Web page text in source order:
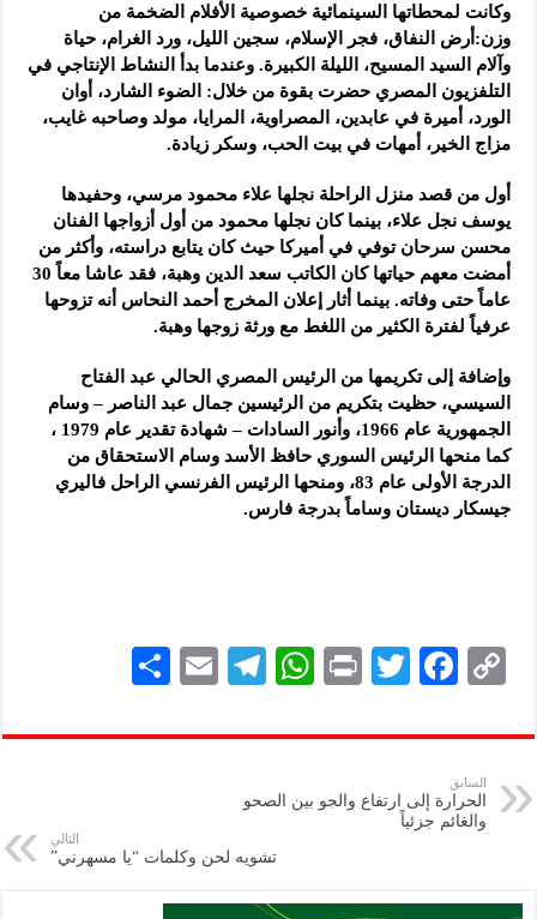
وكانت لمحطاتها السينمائية خصوصية الأفلام الضخمة من
وزن:أرض النفاق، فجر الإسلام، سجين الليل، ورد الغرام، حياة
وآلام السيد المسيح، الليلة الكبيرة. وعندما بدأ النشاط الإنتاجي في
التلفزيون المصري حضرت بقوة من خلال: الضوء الشارد، أوان
الورد، أميرة في عابدين، المصراوية، المرايا، مولد وصاحبه غايب،
مزاج الخير، أمهات في بيت الحب، وسكر زيادة.
أول من قصد منزل الراحلة نجلها علاء محمود مرسي، وحفيدها
يوسف نجل علاء، بينما كان نجلها محمود من أول أزواجها الفنان
محسن سرحان توفي في أميركا حيث كان يتابع دراسته، وأكثر من
أمضت معهم حياتها كان الكاتب سعد الدين وهبة، فقد عاشا معاً 30
عاماً حتى وفاته. بينما أثار إعلان المخرج أحمد النحاس أنه تزوحها
عرفياً لفترة الكثير من اللغط مع ورثة زوجها وهبة.
وإضافة إلى تكريمها من الرئيس المصري الحالي عبد الفتاح
السيسي، حظيت بتكريم من الرئيسين جمال عبد الناصر – وسام
الجمهورية عام 1966، وأنور السادات – شهادة تقدير عام 1979 ،
كما منحها الرئيس السوري حافظ الأسد وسام الاستحقاق من
الدرجة الأولى عام 83، ومنحها الرئيس الفرنسي الراحل فاليري
جيسكار ديستان وساماً بدرجة فارس.
C
p
y
Li
k
F
eb
k
T
tt
P
nt
W
at
A
p
p
Te
gr
E
ai
ar
السابق
الحرارة إلى ارتفاع والجو بين الصحو
والغائم جزئياً
التالي
تشويه لحن وكلمات “يا مسهرني”